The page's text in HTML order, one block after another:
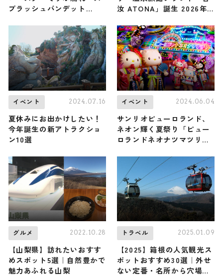
プラッシュバンデット
汝 ATONA」誕生 2026年
で開業
イベント 2024.07.16
夏休みにお出かけしたい！
今年誕生の新アトラクショ
ン10選
イベント 2024.06.04
サンリオピューロランド、
ネオン輝く夏祭り「ピュー
ロランドネオナツマツリ」
り新アトラクションも登場
グルメ 2022.10.28
【山梨県】訪れたいおすす
めスポット5選｜自然豊かで
魅力あふれる山梨
トラベル 2025.01.09
【2025】箱根の人気観光ス
ポットおすすめ30選｜外せ
ない定番・名所から穴場ま